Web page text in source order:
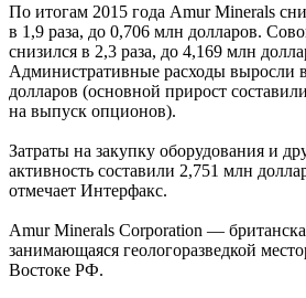
По итогам 2015 года Amur Minerals
в 1,9 раза, до 0,706 млн долларов.
снизился в 2,3 раза, до 4,169 млн
Административные расходы выросли
долларов (основной прирост
на выпуск опционов).
Затраты на закупку оборудования и
активность составили 2,751 млн
отмечает Интерфакс.
Amur Minerals Corporation —
занимающаяся геологоразведкой
Востоке РФ.